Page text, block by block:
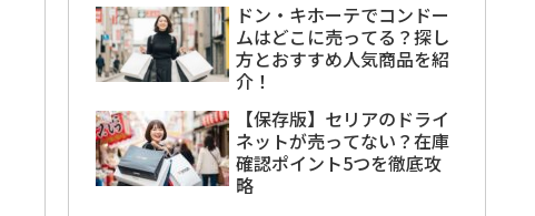
ドン・キホーテでコンドー
ムはどこに売ってる？探し
方とおすすめ人気商品を紹
介！
【保存版】セリアのドライ
ネットが売ってない？在庫
確認ポイント5つを徹底攻
略